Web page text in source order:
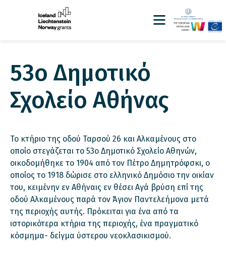
53ο Δημοτικό
Σχολείο Αθήνας
Το κτήριο της οδού Ταρσού 26 και Αλκαμένους στο
οποίο στεγάζεται το 53ο Δημοτικό Σχολείο Αθηνών,
οικοδομήθηκε το 1904 από τον Πέτρο Δημητρόφσκι, ο
οποίος το 1918 δώρισε στο ελληνικό Δημόσιο την οικίαν
του, κειμένην εν Αθήναις εν θέσει Αγά βρύση επί της
οδού Αλκαμένους παρά τον Άγιον Παντελεήμονα μετά
της περιοχής αυτής. Πρόκειται για ένα από τα
ιστορικότερα κτήρια της περιοχής, ένα πραγματικό
κόσμημα- δείγμα ύστερου νεοκλασικισμού.